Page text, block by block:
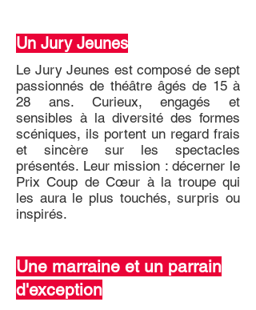
Un Jury Jeunes
Le Jury Jeunes est composé de sept
passionnés de théâtre âgés de 15 à
28 ans. Curieux, engagés et
sensibles à la diversité des formes
scéniques, ils portent un regard frais
et sincère sur les spectacles
présentés. Leur mission : décerner le
Prix Coup de Cœur à la troupe qui
les aura le plus touchés, surpris ou
inspirés.
Une marraine et un parrain
d'exception